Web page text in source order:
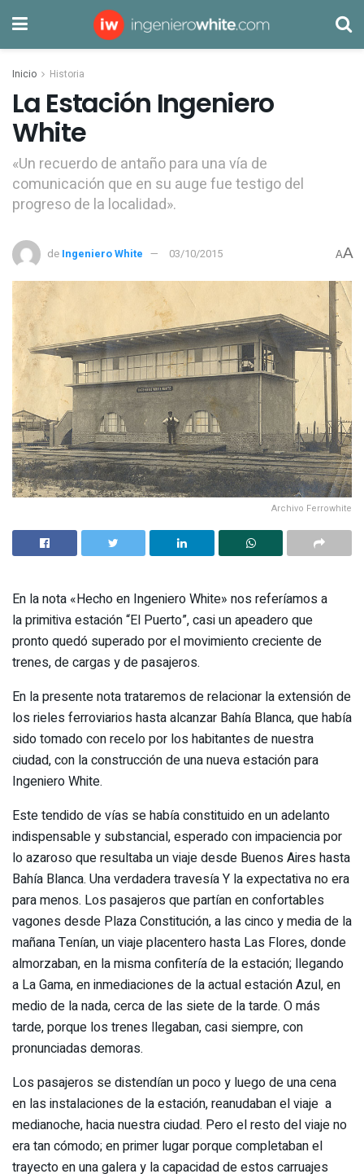
Inicio Historia
La Estación Ingeniero
White
«Un recuerdo de antaño para una vía de
comunicación que en su auge fue testigo del
progreso de la localidad».
de Ingeniero White 03/10/2015 AA
Archivo Ferrowhite
En la nota «Hecho en Ingeniero White» nos referíamos a
la primitiva estación “El Puerto”, casi un apeadero que
pronto quedó superado por el movimiento creciente de
trenes, de cargas y de pasajeros.
En la presente nota trataremos de relacionar la extensión de
los rieles ferroviarios hasta alcanzar Bahía Blanca, que había
sido tomado con recelo por los habitantes de nuestra
ciudad, con la construcción de una nueva estación para
Ingeniero White.
Este tendido de vías se había constituido en un adelanto
indispensable y substancial, esperado con impaciencia por
lo azaroso que resultaba un viaje desde Buenos Aires hasta
Bahía Blanca. Una verdadera travesía Y la expectativa no era
para menos. Los pasajeros que partían en confortables
vagones desde Plaza Constitución, a las cinco y media de la
mañana Tenían, un viaje placentero hasta Las Flores, donde
almorzaban, en la misma confitería de la estación; llegando
a La Gama, en inmediaciones de la actual estación Azul, en
medio de la nada, cerca de las siete de la tarde. O más
tarde, porque los trenes llegaban, casi siempre, con
pronunciadas demoras.
Los pasajeros se distendían un poco y luego de una cena
en las instalaciones de la estación, reanudaban el viaje a
medianoche, hacia nuestra ciudad. Pero el resto del viaje no
era tan cómodo; en primer lugar porque completaban el
trayecto en una galera y la capacidad de estos carruajes